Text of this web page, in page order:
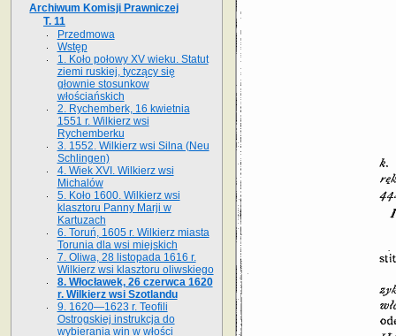
Archiwum Komisji Prawniczej
T. 11
Przedmowa
Wstęp
1. Koło połowy XV wieku. Statut
ziemi ruskiej, tyczący się
głownie stosunkow
włościańskich
2. Rychemberk, 16 kwietnia
1551 r. Wilkierz wsi
Rychemberku
3. 1552. Wilkierz wsi Silna (Neu
Schlingen)
4. Wiek XVI. Wilkierz wsi
Michalów
5. Koło 1600. Wilkierz wsi
klasztoru Panny Marji w
Kartuzach
6. Toruń, 1605 r. Wilkierz miasta
Torunia dla wsi miejskich
7. Oliwa, 28 listopada 1616 r.
Wilkierz wsi klasztoru oliwskiego
8. Włocławek, 26 czerwca 1620
r. Wilkierz wsi Szotlandu
9. 1620—1623 r. Teofili
Ostrogskiej instrukcja do
wybierania win w włości